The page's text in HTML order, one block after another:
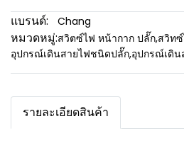
แบรนด์:
Chang
หมวดหมู่:สวิตซ์ไฟ หน้ากาก ปลั๊ก,สวิท
อุปกรณ์เดินสายไฟชนิดปลั๊ก,อุปกรณ์เดิ
รายละเอียดสินค้า